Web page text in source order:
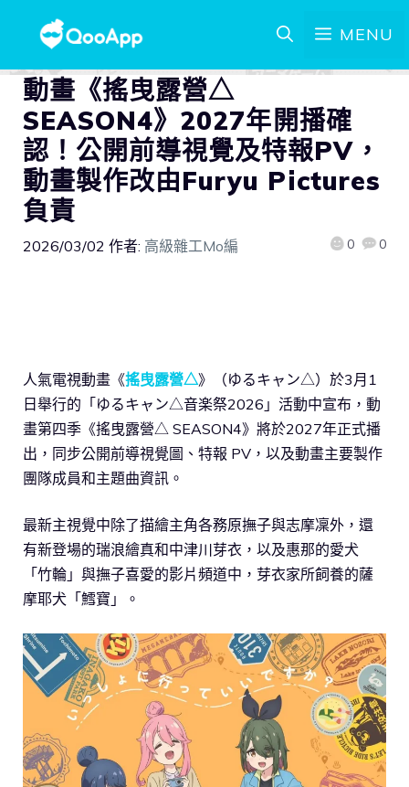
MENU
動畫《搖曳露營△
SEASON4》2027年開播確
認！公開前導視覺及特報PV，
動畫製作改由Furyu Pictures
負責
2026/03/02 作者: 高級雜工Mo編 0 0
人氣電視動畫《搖曳露營△》（ゆるキャン△）於3月1
日舉行的「ゆるキャン△音楽祭2026」活動中宣布，動
畫第四季《搖曳露營△ SEASON4》將於2027年正式播
出，同步公開前導視覺圖、特報 PV，以及動畫主要製作
團隊成員和主題曲資訊。
最新主視覺中除了描繪主角各務原撫子與志摩凜外，還
有新登場的瑞浪繪真和中津川芽衣，以及惠那的愛犬
「竹輪」與撫子喜愛的影片頻道中，芽衣家所飼養的薩
摩耶犬「鱈寶」。